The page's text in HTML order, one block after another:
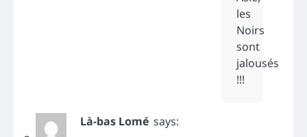
les
Noirs
sont
jalousés
!!!
Là-bas Lomé says: